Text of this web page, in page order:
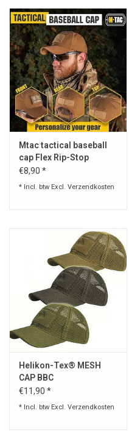
Mtac tactical baseball
cap Flex Rip-Stop
€8,90 *
* Incl. btw Excl. Verzendkosten
Helikon-Tex® MESH
CAP BBC
€11,90 *
* Incl. btw Excl. Verzendkosten